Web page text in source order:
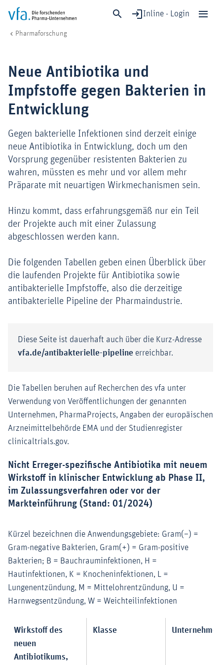
Inline - Login
Forschung & Entwicklung
Wirtschaft & Standort
Digitalisierung & KI
Mitglied werden!
Medien
Pharmaforschung
Neue Antibiotika und
Impfstoffe gegen Bakterien in
Entwicklung
Gegen bakterielle Infektionen sind derzeit einige
neue Antibiotika in Entwicklung, doch um den
Vorsprung gegenüber resistenten Bakterien zu
wahren, müssten es mehr und vor allem mehr
Präparate mit neuartigen Wirkmechanismen sein.
Hinzu kommt, dass erfahrungsgemäß nur ein Teil
der Projekte auch mit einer Zulassung
abgeschlossen werden kann.
Die folgenden Tabellen geben einen Überblick über
die laufenden Projekte für Antibiotika sowie
antibakterielle Impfstoffe, also die derzeitige
antibakterielle Pipeline der Pharmaindustrie.
Diese Seite ist dauerhaft auch über die Kurz-Adresse
vfa.de/antibakterielle-pipeline erreichbar.
Die Tabellen beruhen auf Recherchen des vfa unter
Verwendung von Veröffentlichungen der genannten
Unternehmen, PharmaProjects, Angaben der europäischen
Arzneimittelbehörde EMA und der Studienregister
clinicaltrials.gov.
Nicht Erreger-spezifische Antibiotika mit neuem
Wirkstoff in klinischer Entwicklung ab Phase II,
im Zulassungsverfahren oder vor der
Markteinführung (Stand: 01/2024)
Kürzel bezeichnen die Anwendungsgebiete: Gram(–) =
Gram-negative Bakterien, Gram(+) = Gram-positive
Bakterien; B = Bauchrauminfektionen, H =
Hautinfektionen, K = Knocheninfektionen, L =
Lungenentzündung, M = Mittelohrentzündung, U =
Harnwegsentzündung, W = Weichteilinfektionen
Wirkstoff des
neuen
Antibiotikums,
Klasse Unternehmen